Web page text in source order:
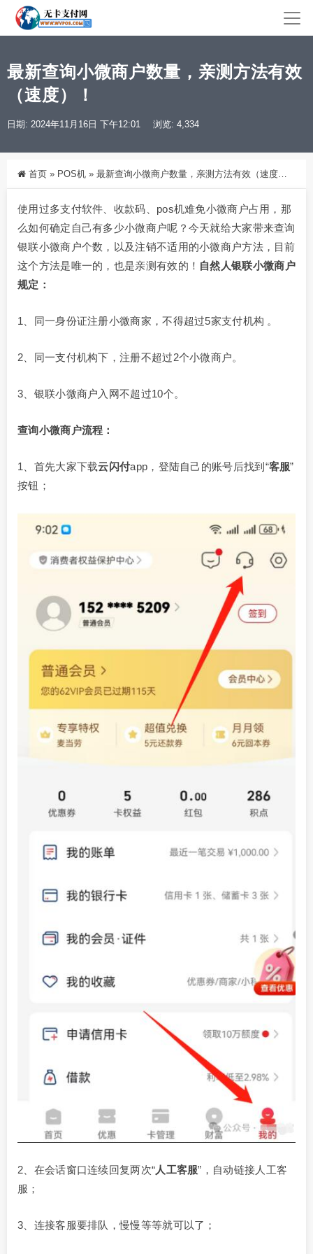
最新查询小微商户数量，亲测方法有效
（速度）！
日期: 2024年11月16日 下午12:01 浏览: 4,334
首页 » POS机 » 最新查询小微商户数量，亲测方法有效（速度）！
使用过多支付软件、收款码、pos机难免小微商户占用，那
么如何确定自己有多少小微商户呢？今天就给大家带来查询
银联小微商户个数，以及注销不适用的小微商户方法，目前
这个方法是唯一的，也是亲测有效的！ 自然人银联小微商户
规定：
1、同一身份证注册小微商家，不得超过5家支付机构 。
2、同一支付机构下，注册不超过2个小微商户。
3、银联小微商户入网不超过10个。
查询小微商户流程：
1、首先大家下载云闪付app，登陆自己的账号后找到“客服”
按钮；
2、在会话窗口连续回复两次“人工客服”，自动链接人工客
服；
3、连接客服要排队，慢慢等等就可以了；